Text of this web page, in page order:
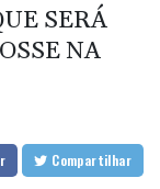
CDF
CHF 0.81057
CNH 6.748385
COP 3165.55
SERÁ
NA
Compartilhar